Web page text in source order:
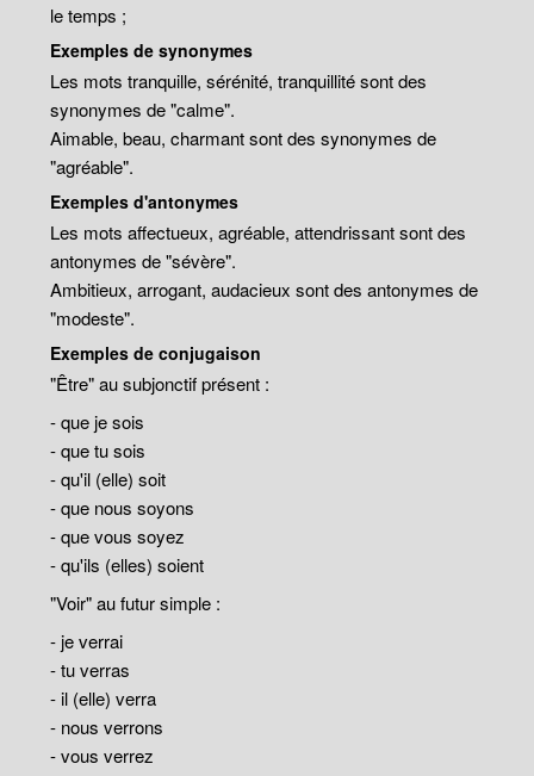
le temps ;
Exemples de synonymes
Les mots tranquille, sérénité, tranquillité sont des
synonymes de "calme".
Aimable, beau, charmant sont des synonymes de
"agréable".
Exemples d'antonymes
Les mots affectueux, agréable, attendrissant sont des
antonymes de "sévère".
Ambitieux, arrogant, audacieux sont des antonymes de
"modeste".
Exemples de conjugaison
"Être" au subjonctif présent :
- que je sois
- que tu sois
- qu'il (elle) soit
- que nous soyons
- que vous soyez
- qu'ils (elles) soient
"Voir" au futur simple :
- je verrai
- tu verras
- il (elle) verra
- nous verrons
- vous verrez